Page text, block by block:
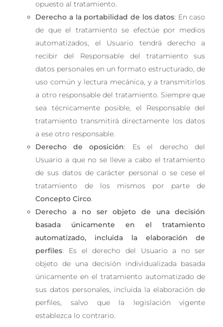
opuesto al tratamiento.
Derecho a la portabilidad de los datos: En caso
de que el tratamiento se efectúe por medios
automatizados, el Usuario tendrá derecho a
recibir del Responsable del tratamiento sus
datos personales en un formato estructurado, de
uso común y lectura mecánica, y a transmitirlos
a otro responsable del tratamiento. Siempre que
sea técnicamente posible, el Responsable del
tratamiento transmitirá directamente los datos
a ese otro responsable.
Derecho de oposición: Es el derecho del
Usuario a que no se lleve a cabo el tratamiento
de sus datos de carácter personal o se cese el
tratamiento de los mismos por parte de
Concepto Circo.
Derecho a no ser objeto de una decisión
basada únicamente en el tratamiento
automatizado, incluida la elaboración de
perfiles: Es el derecho del Usuario a no ser
objeto de una decisión individualizada basada
únicamente en el tratamiento automatizado de
sus datos personales, incluida la elaboración de
perfiles, salvo que la legislación vigente
establezca lo contrario.